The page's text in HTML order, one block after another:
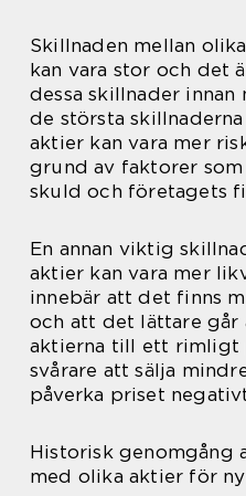
Skillnaden mellan
kan vara stor och det
dessa skillnader innan
de största
aktier kan vara mer
grund av faktorer
skuld och företagets
En annan viktig
aktier kan vara mer
innebär att det finns
och att det lättare går
aktierna till ett rimligt
svårare att sälja
påverka priset
Historisk genomgång
med olika aktier för